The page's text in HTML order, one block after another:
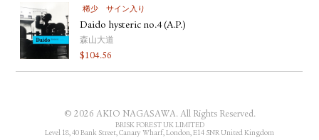
稀少 サイン入り
Daido hysteric no.4 (A.P.)
森山大道
$104.56
© 2026 AKIO NAGASAWA. All Rights Reserved.
BRISK FOREST UK LIMITED
Level 18, 40 Bank Street, Canary Wharf, London, E14 5NR United Kingdom